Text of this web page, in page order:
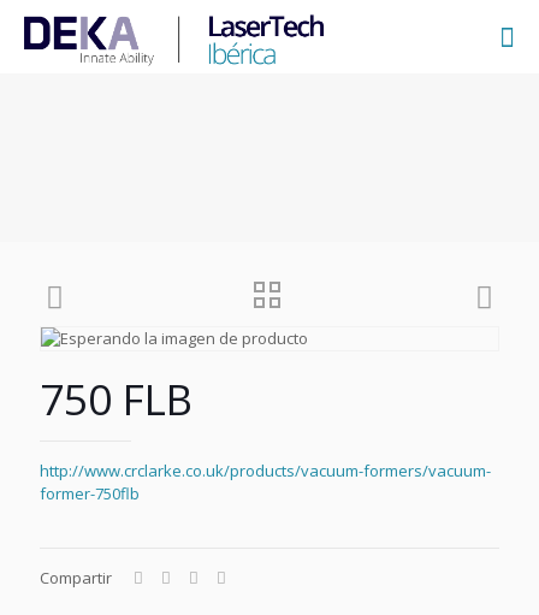
750 FLB
http://www.crclarke.co.uk/products/vacuum-formers/vacuum-
former-750flb
Compartir